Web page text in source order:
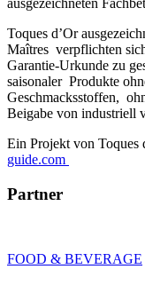
ausgezeichneten
Toques d’Or
Maîtres verpflichten
Garantie-Urkunde zu
saisonaler Produkte
Geschmacksstoffen,
Beigabe von industriell
Ein Projekt von Toques
guide.com
Partner
FOOD & BEVERAGE